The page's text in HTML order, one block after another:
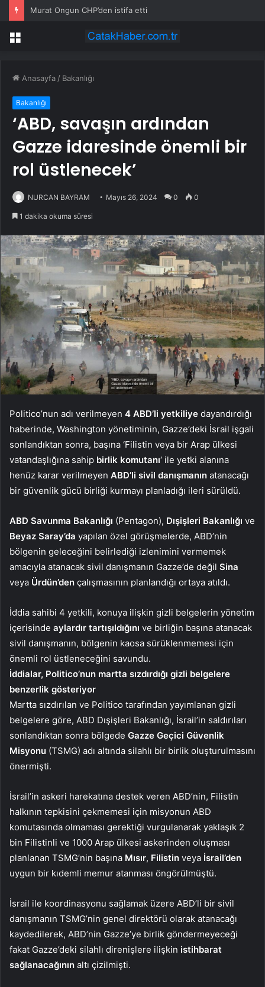
Murat Ongun CHP’den istifa etti
Menü
Anasayfa / Bakanlığı
Bakanlığı
‘ABD, savaşın ardından
Gazze idaresinde önemli bir
rol üstlenecek’
NURCAN BAYRAM Mayıs 26, 2024 0 0
1 dakika okuma süresi
Politico’nun adı verilmeyen 4 ABD’li yetkiliye dayandırdığı
haberinde, Washington yönetiminin, Gazze’deki İsrail işgali
sonlandıktan sonra, başına ‘Filistin veya bir Arap ülkesi
vatandaşlığına sahip birlik komutanı‘ ile yetki alanına
henüz karar verilmeyen ABD’li sivil danışmanın atanacağı
bir güvenlik gücü birliği kurmayı planladığı ileri sürüldü.
ABD Savunma Bakanlığı (Pentagon), Dışişleri Bakanlığı ve
Beyaz Saray’da yapılan özel görüşmelerde, ABD’nin
bölgenin geleceğini belirlediği izlenimini vermemek
amacıyla atanacak sivil danışmanın Gazze’de değil Sina
veya Ürdün’den çalışmasının planlandığı ortaya atıldı.
İddia sahibi 4 yetkili, konuya ilişkin gizli belgelerin yönetim
içerisinde aylardır tartışıldığını ve birliğin başına atanacak
sivil danışmanın, bölgenin kaosa sürüklenmemesi için
önemli rol üstleneceğini savundu.
İddialar, Politico’nun martta sızdırdığı gizli belgelere
benzerlik gösteriyor
Martta sızdırılan ve Politico tarafından yayımlanan gizli
belgelere göre, ABD Dışişleri Bakanlığı, İsrail’in saldırıları
sonlandıktan sonra bölgede Gazze Geçici Güvenlik
Misyonu (TSMG) adı altında silahlı bir birlik oluşturulmasını
önermişti.
İsrail’in askeri harekatına destek veren ABD’nin, Filistin
halkının tepkisini çekmemesi için misyonun ABD
komutasında olmaması gerektiği vurgulanarak yaklaşık 2
bin Filistinli ve 1000 Arap ülkesi askerinden oluşması
planlanan TSMG’nin başına Mısır, Filistin veya İsrail’den
uygun bir kıdemli memur atanması öngörülmüştü.
İsrail ile koordinasyonu sağlamak üzere ABD’li bir sivil
danışmanın TSMG’nin genel direktörü olarak atanacağı
kaydedilerek, ABD’nin Gazze’ye birlik göndermeyeceği
fakat Gazze’deki silahlı direnişlere ilişkin istihbarat
sağlanacağının altı çizilmişti.